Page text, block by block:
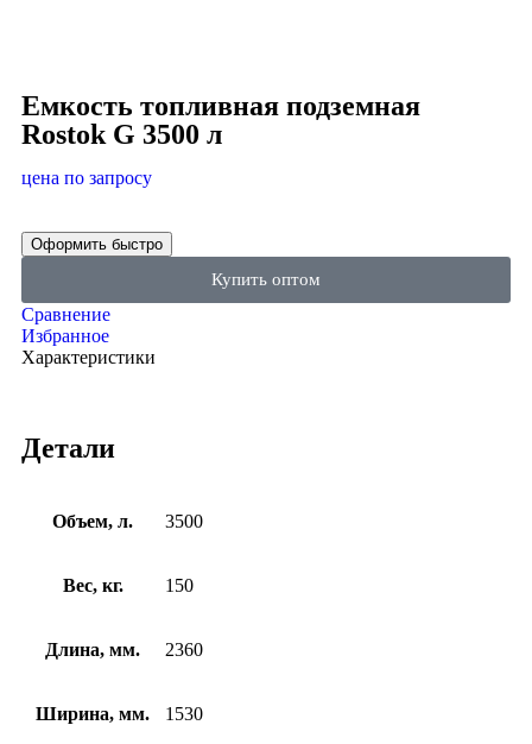
Емкость топливная подземная
Rostok G 3500 л
цена по запросу
Оформить быстро
Купить оптом
Сравнение
Избранное
Характеристики
Детали
Объем, л. 3500
Вес, кг. 150
Длина, мм. 2360
Ширина, мм. 1530